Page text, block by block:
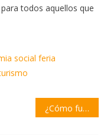
todos aquellos que
social feria
¿Cómo fue la reunión entre Alberto Fernández, Omar Perotti y Pablo Javkin?